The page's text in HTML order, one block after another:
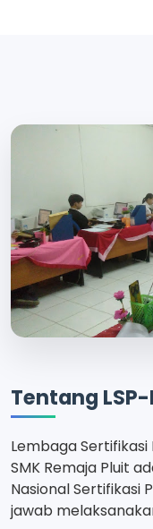
Tentang LSP-
Lembaga Sertifikasi
SMK Remaja Pluit
Nasional Sertifikasi
jawab